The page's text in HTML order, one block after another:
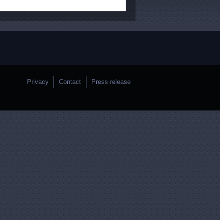
Privacy Contact Press release